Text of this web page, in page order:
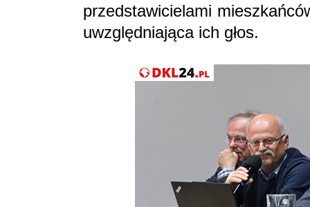
przedstawicielami
uwzględniająca ich głos.